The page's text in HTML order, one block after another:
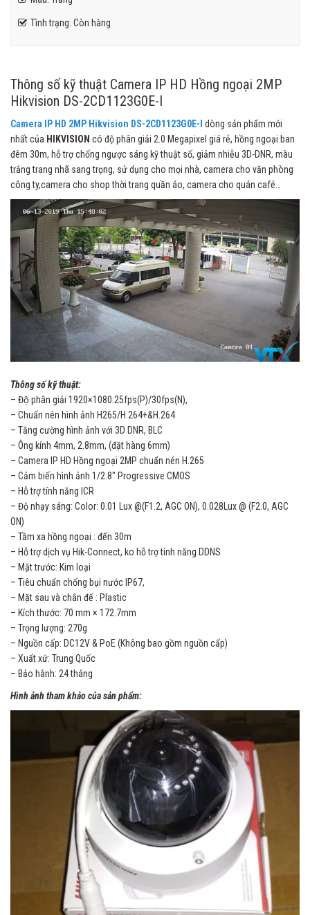
Tình trạng: Còn hàng
Thông số kỹ thuật Camera IP HD Hồng ngoại 2MP
Hikvision DS-2CD1123G0E-I
Camera IP HD 2MP Hikvision DS-2CD1123G0E-I dòng sản phẩm mới
nhất của HIKVISION có độ phân giải 2.0 Megapixel giá rẻ, hồng ngoại ban
đêm 30m, hỗ trợ chống ngược sáng kỹ thuật số, giảm nhiễu 3D-DNR, màu
trắng trang nhã sang trọng, sử dụng cho mọi nhà, camera cho văn phòng
công ty,camera cho shop thời trang quần áo, camera cho quán café…
Thông số kỹ thuật:
– Độ phân giải 1920×1080:25fps(P)/30fps(N),
– Chuẩn nén hình ảnh H265/H.264+&H.264
– Tăng cường hình ảnh với 3D DNR, BLC
– Ông kính 4mm, 2.8mm, (đặt hàng 6mm)
– Camera IP HD Hồng ngoại 2MP chuẩn nén H.265
– Cảm biến hình ảnh 1/2.8″ Progressive CMOS
– Hỗ trợ tính năng ICR
– Độ nhạy sáng: Color: 0.01 Lux @(F1.2, AGC ON), 0.028Lux @ (F2.0, AGC
ON)
– Tầm xa hồng ngoại : đến 30m
– Hỗ trợ dịch vụ Hik-Connect, ko hỗ trợ tính năng DDNS
– Mặt trước: Kim loại
– Tiêu chuẩn chống bụi nước IP67,
– Mặt sau và chân đế : Plastic
– Kích thước: 70 mm × 172.7mm
– Trọng lượng: 270g
– Nguồn cấp: DC12V & PoE (Không bao gồm nguồn cấp)
– Xuất xứ: Trung Quốc
– Bảo hành: 24 tháng
Hình ảnh tham khảo của sản phẩm: